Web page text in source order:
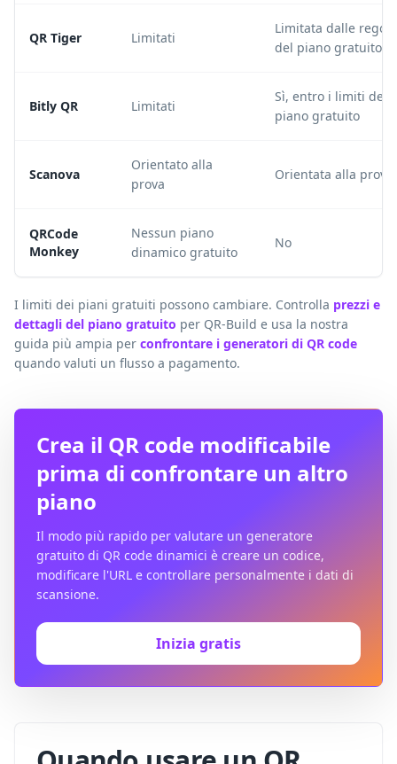
QR Tiger Limitati
Limitata dalle regole
del piano gratuito
Bitly QR Limitati
Sì, entro i limiti del
piano gratuito
Scanova
Orientato alla
prova
Orientata alla prova
QRCode
Monkey
Nessun piano
dinamico gratuito
No
I limiti dei piani gratuiti possono cambiare. Controlla prezzi e
dettagli del piano gratuito per QR-Build e usa la nostra
guida più ampia per confrontare i generatori di QR code
quando valuti un flusso a pagamento.
Crea il QR code modificabile
prima di confrontare un altro
piano
Il modo più rapido per valutare un generatore
gratuito di QR code dinamici è creare un codice,
modificare l'URL e controllare personalmente i dati di
scansione.
Inizia gratis